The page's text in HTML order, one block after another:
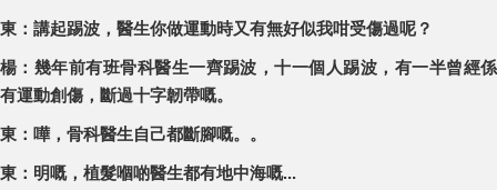
東：講起踢波，醫生你做運動時又有無好似我咁受傷過呢？
楊：幾年前有班骨科醫生一齊踢波，十一個人踢波，有一半曾經係
有運動創傷，斷過十字韌帶嘅。
東：嘩，骨科醫生自己都斷腳嘅。。
東：明嘅，植髮嗰啲醫生都有地中海嘅...